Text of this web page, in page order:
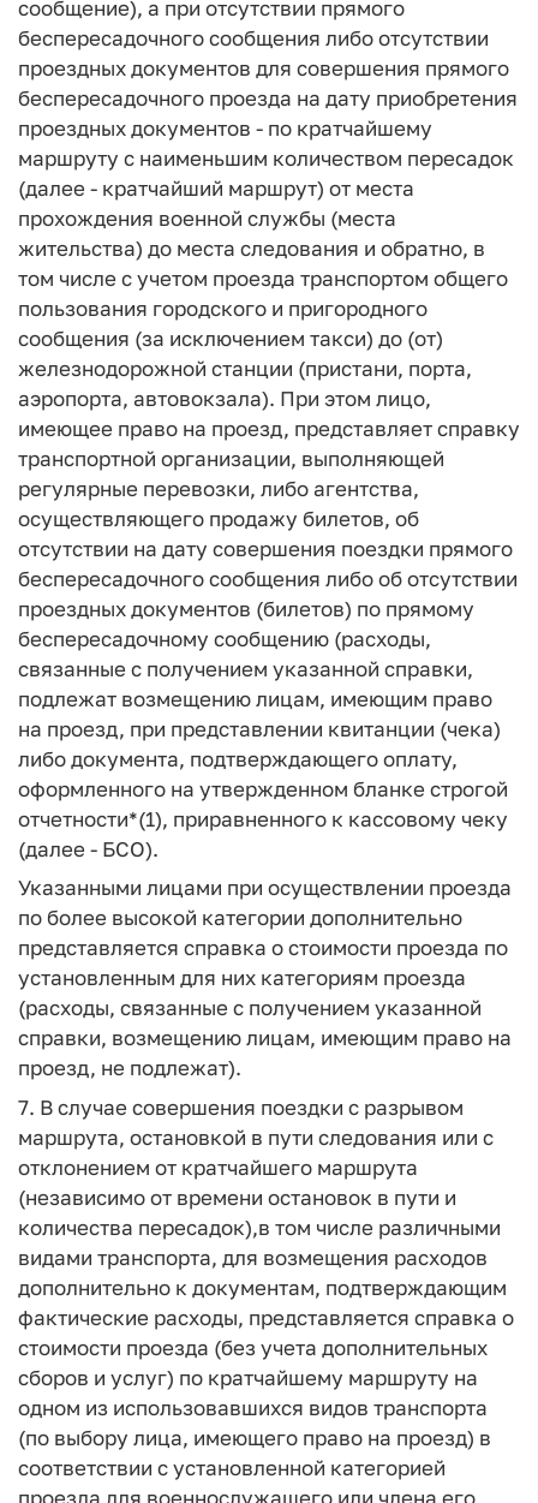
сообщение), а при отсутствии прямого
беспересадочного сообщения либо отсутствии
проездных документов для совершения прямого
беспересадочного проезда на дату приобретения
проездных документов - по кратчайшему
маршруту с наименьшим количеством пересадок
(далее - кратчайший маршрут) от места
прохождения военной службы (места
жительства) до места следования и обратно, в
том числе с учетом проезда транспортом общего
пользования городского и пригородного
сообщения (за исключением такси) до (от)
железнодорожной станции (пристани, порта,
аэропорта, автовокзала). При этом лицо,
имеющее право на проезд, представляет справку
транспортной организации, выполняющей
регулярные перевозки, либо агентства,
осуществляющего продажу билетов, об
отсутствии на дату совершения поездки прямого
беспересадочного сообщения либо об отсутствии
проездных документов (билетов) по прямому
беспересадочному сообщению (расходы,
связанные с получением указанной справки,
подлежат возмещению лицам, имеющим право
на проезд, при представлении квитанции (чека)
либо документа, подтверждающего оплату,
оформленного на утвержденном бланке строгой
отчетности*(1), приравненного к кассовому чеку
(далее - БСО).
Указанными лицами при осуществлении проезда
по более высокой категории дополнительно
представляется справка о стоимости проезда по
установленным для них категориям проезда
(расходы, связанные с получением указанной
справки, возмещению лицам, имеющим право на
проезд, не подлежат).
7. В случае совершения поездки с разрывом
маршрута, остановкой в пути следования или с
отклонением от кратчайшего маршрута
(независимо от времени остановок в пути и
количества пересадок),в том числе различными
видами транспорта, для возмещения расходов
дополнительно к документам, подтверждающим
фактические расходы, представляется справка о
стоимости проезда (без учета дополнительных
сборов и услуг) по кратчайшему маршруту на
одном из использовавшихся видов транспорта
(по выбору лица, имеющего право на проезд) в
соответствии с установленной категорией
проезда для военнослужащего или члена его